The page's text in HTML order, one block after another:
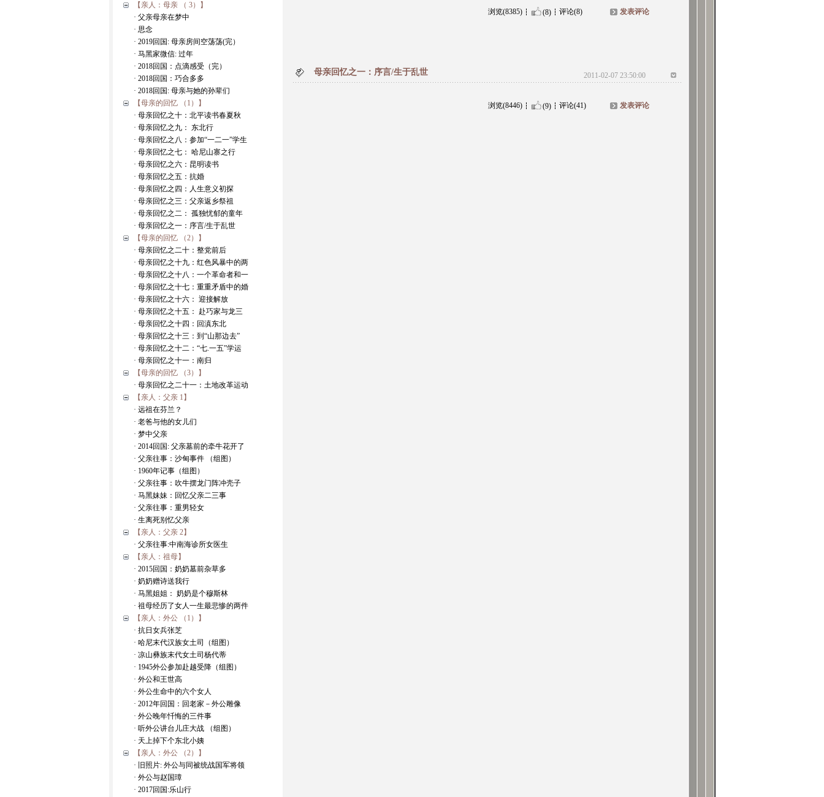
【亲人：母亲 （ 3）】
· 父亲母亲在梦中
· 思念
· 2019回国: 母亲房间空荡荡(完）
· 马黑家微信: 过年
· 2018回国：点滴感受（完）
· 2018回国：巧合多多
· 2018回国: 母亲与她的孙辈们
【母亲的回忆 （1）】
· 母亲回忆之十：北平读书春夏秋
· 母亲回忆之九： 东北行
· 母亲回忆之八：参加“一二一”学生
· 母亲回忆之七： 哈尼山寨之行
· 母亲回忆之六：昆明读书
· 母亲回忆之五：抗婚
· 母亲回忆之四：人生意义初探
· 母亲回忆之三：父亲返乡祭祖
· 母亲回忆之二： 孤独忧郁的童年
· 母亲回忆之一：序言/生于乱世
【母亲的回忆 （2）】
· 母亲回忆之二十：整党前后
· 母亲回忆之十九：红色风暴中的两
· 母亲回忆之十八：一个革命者和一
· 母亲回忆之十七：重重矛盾中的婚
· 母亲回忆之十六： 迎接解放
· 母亲回忆之十五： 赴巧家与龙三
· 母亲回忆之十四：回滇东北
· 母亲回忆之十三：到“山那边去”
· 母亲回忆之十二：“七.一五”学运
· 母亲回忆之十一：南归
【母亲的回忆 （3）】
· 母亲回忆之二十一：土地改革运动
【亲人：父亲 1】
· 远祖在芬兰？
· 老爸与他的女儿们
· 梦中父亲
· 2014回国: 父亲墓前的牵牛花开了
· 父亲往事：沙甸事件 （组图）
· 1960年记事（组图）
· 父亲往事：吹牛摆龙门阵冲壳子
· 马黑妹妹：回忆父亲二三事
· 父亲往事：重男轻女
· 生离死别忆父亲
【亲人：父亲 2】
· 父亲往事:中南海诊所女医生
【亲人：祖母】
· 2015回国：奶奶墓前杂草多
· 奶奶赠诗送我行
· 马黑姐姐： 奶奶是个穆斯林
· 祖母经历了女人一生最悲惨的两件
【亲人：外公 （1）】
· 抗日女兵张芝
· 哈尼末代汉族女土司（组图）
· 凉山彝族末代女土司杨代蒂
· 1945外公参加赴越受降（组图）
· 外公和王世高
· 外公生命中的六个女人
· 2012年回国：回老家－外公雕像
· 外公晚年忏悔的三件事
· 听外公讲台儿庄大战 （组图）
· 天上掉下个东北小姨
【亲人：外公 （2）】
· 旧照片: 外公与同被统战国军将领
· 外公与赵国璋
· 2017回国:乐山行
浏览(8385) (8) 评论(8) 发表评论
母亲回忆之一：序言/生于乱世 2011-02-07 23:50:00
浏览(8446) (9) 评论(41) 发表评论